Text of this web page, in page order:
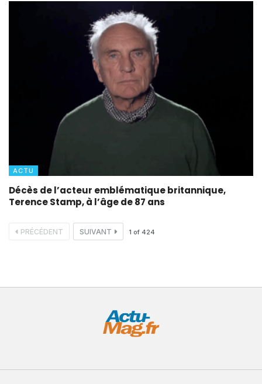
ACTU
Décès de l’acteur emblématique britannique,
Terence Stamp, à l’âge de 87 ans
PRÉCÉDENT SUIVANT 1 of 424